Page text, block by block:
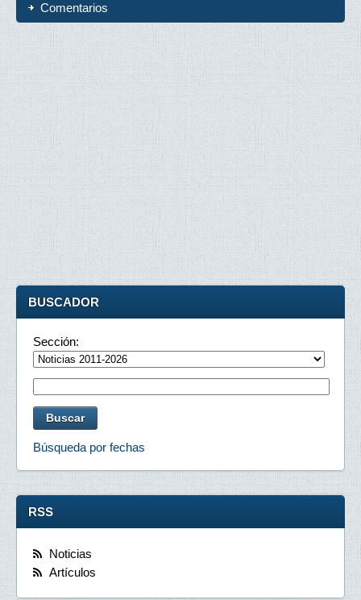
Comentarios
BUSCADOR
Sección:
Búsqueda por fechas
RSS
Noticias
Artículos